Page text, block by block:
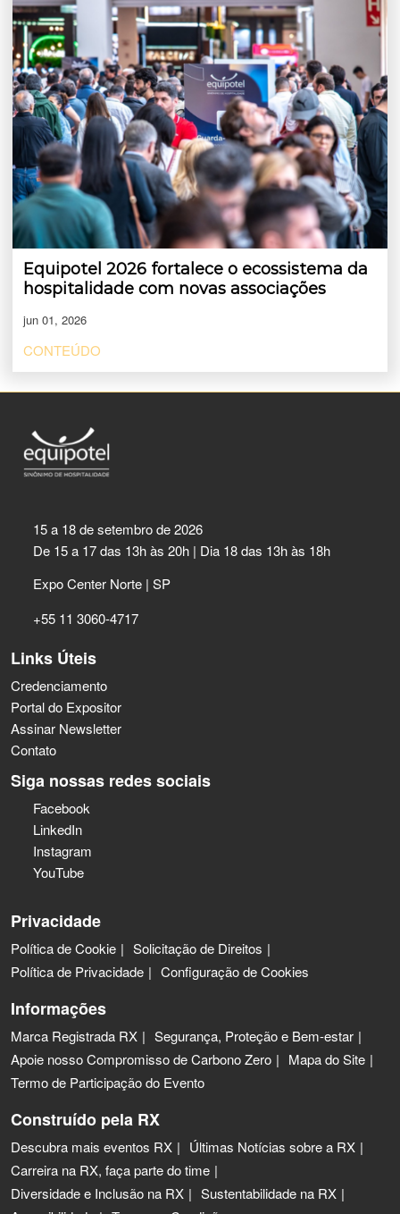
Equipotel 2026 fortalece o ecossistema da
hospitalidade com novas associações
jun 01, 2026
CONTEÚDO
15 a 18 de setembro de 2026
De 15 a 17 das 13h às 20h | Dia 18 das 13h às 18h
Expo Center Norte | SP
+55 11 3060-4717
Links Úteis
Credenciamento
Portal do Expositor
Assinar Newsletter
Contato
Siga nossas redes sociais
Facebook
LinkedIn
Instagram
YouTube
Privacidade
Política de Cookie
Solicitação de Direitos
Política de Privacidade
Configuração de Cookies
Informações
Marca Registrada RX
Segurança, Proteção e Bem-estar
Apoie nosso Compromisso de Carbono Zero
Mapa do Site
Termo de Participação do Evento
Construído pela RX
Descubra mais eventos RX
Últimas Notícias sobre a RX
Carreira na RX, faça parte do time
Diversidade e Inclusão na RX
Sustentabilidade na RX